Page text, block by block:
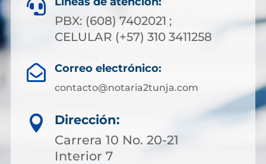

PBX: (608) 7402021 ;
CELULAR (+57) 310 3411258
 Correo electrónico:
contacto@notaria2tunja.com

Dirección:
Carrera 10 No. 20-21
Interior 7